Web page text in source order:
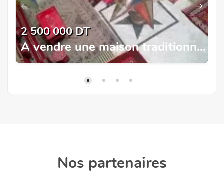
2 500 000 DT
A vendre une maison traditionnelle à Tunis
Nos partenaires